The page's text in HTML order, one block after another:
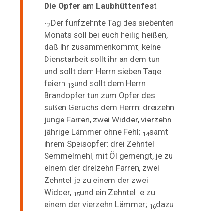
Die Opfer am Laubhüttenfest
12Der fünfzehnte Tag des siebenten
Monats soll bei euch heilig heißen,
daß ihr zusammenkommt; keine
Dienstarbeit sollt ihr an dem tun
und sollt dem Herrn sieben Tage
feiern 13und sollt dem Herrn
Brandopfer tun zum Opfer des
süßen Geruchs dem Herrn: dreizehn
junge Farren, zwei Widder, vierzehn
jährige Lämmer ohne Fehl; 14samt
ihrem Speisopfer: drei Zehntel
Semmelmehl, mit Öl gemengt, je zu
einem der dreizehn Farren, zwei
Zehntel je zu einem der zwei
Widder, 15und ein Zehntel je zu
einem der vierzehn Lämmer; 16dazu